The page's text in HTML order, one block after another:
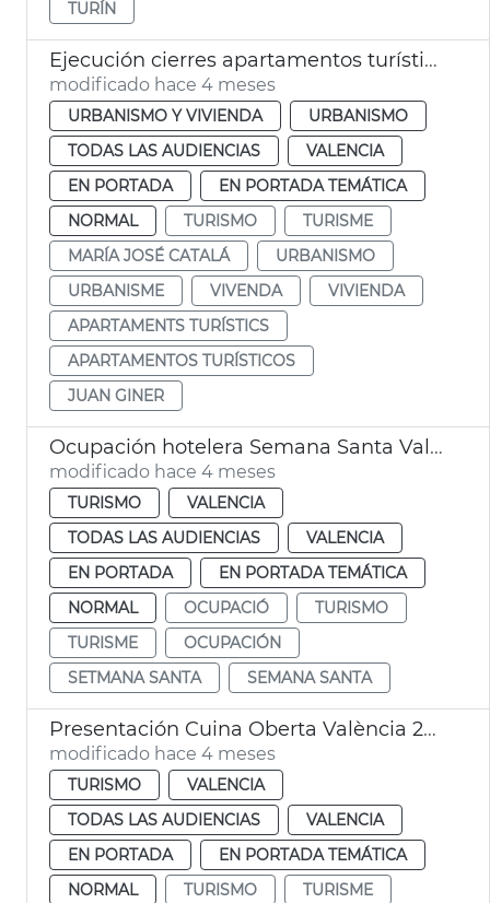
TURÍN
Ejecución cierres apartamentos turísticos ilegales
modificado hace 4 meses
URBANISMO Y VIVIENDA
URBANISMO
TODAS LAS AUDIENCIAS
VALENCIA
EN PORTADA
EN PORTADA TEMÁTICA
NORMAL
TURISMO
TURISME
MARÍA JOSÉ CATALÁ
URBANISMO
URBANISME
VIVENDA
VIVIENDA
APARTAMENTS TURÍSTICS
APARTAMENTOS TURÍSTICOS
JUAN GINER
Ocupación hotelera Semana Santa València
modificado hace 4 meses
TURISMO
VALENCIA
TODAS LAS AUDIENCIAS
VALENCIA
EN PORTADA
EN PORTADA TEMÁTICA
NORMAL
OCUPACIÓ
TURISMO
TURISME
OCUPACIÓN
SETMANA SANTA
SEMANA SANTA
Presentación Cuina Oberta València 2026
modificado hace 4 meses
TURISMO
VALENCIA
TODAS LAS AUDIENCIAS
VALENCIA
EN PORTADA
EN PORTADA TEMÁTICA
NORMAL
TURISMO
TURISME